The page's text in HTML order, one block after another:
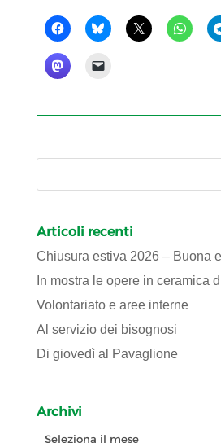
Articoli recenti
Chiusura estiva 2026 – Buona
In mostra le opere in ceramica
Volontariato e aree interne
Al servizio dei bisognosi
Di giovedì al Pavaglione
Archivi
Archivi